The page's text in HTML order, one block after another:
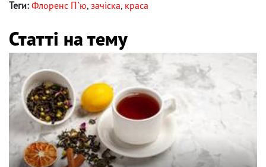
Теги: Флоренс П`ю, зачіска, краса
Статті на тему